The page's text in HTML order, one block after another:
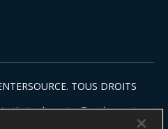
TOUS DROITS
bancaire. Tous les services